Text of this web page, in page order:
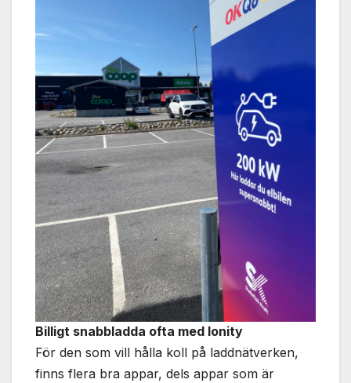
Billigt snabbladda ofta med Ionity
För den som vill hålla koll på laddnätverken,
finns flera bra appar, dels appar som är